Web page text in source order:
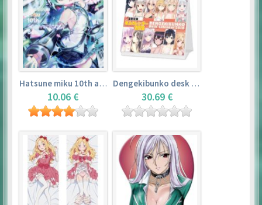
Hatsune miku 10th anniversary book
10.06 €
Dengekibunko desk calendar 2018
30.69 €